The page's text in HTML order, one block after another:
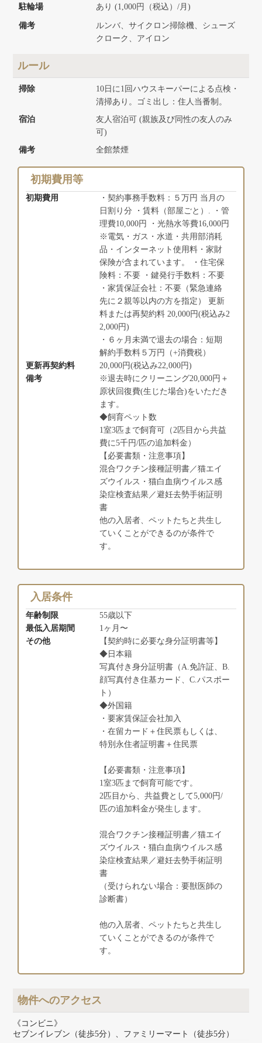
駐輪場 あり (1,000円（税込）/月)
備考
ルンバ、サイクロン掃除機、シューズ
クローク、アイロン
ルール
掃除
10日に1回ハウスキーパーによる点検・
清掃あり。ゴミ出し：住人当番制。
宿泊
友人宿泊可 (親族及び同性の友人のみ
可)
備考
全館禁煙
初期費用等
初期費用
・契約事務手数料：５万円 当月の
日割り分 ・賃料（部屋ごと）. ・管
理費10,000円 ・光熱水等費16,000円
※電気・ガス・水道・共用部消耗
品・インターネット使用料・家財
保険が含まれています。 ・住宅保
険料：不要 ・鍵発行手数料：不要
・家賃保証会社：不要（緊急連絡
先に２親等以内の方を指定） 更新
料または再契約料 20,000円(税込み2
2,000円)
・６ヶ月未満で退去の場合：短期
解約手数料５万円（+消費税）
更新再契約料
20,000円(税込み22,000円)
備考
※退去時にクリーニング20,000円＋
原状回復費(生じた場合)をいただき
ます。
◆飼育ペット数
1室3匹まで飼育可（2匹目から共益
費に5千円/匹の追加料金）
【必要書類・注意事項】
混合ワクチン接種証明書／猫エイ
ズウイルス・猫白血病ウイルス感
染症検査結果／避妊去勢手術証明
書
他の入居者、ペットたちと共生し
ていくことができるのが条件で
す。
入居条件
年齢制限
55歳以下
最低入居期間
1ヶ月〜
その他
【契約時に必要な身分証明書等】
◆日本籍
写真付き身分証明書（A.免許証、B.
顔写真付き住基カード、C.パスポー
ト）
◆外国籍
・要家賃保証会社加入
・在留カード＋住民票もしくは、
特別永住者証明書＋住民票
【必要書類・注意事項】
1室3匹まで飼育可能です。
2匹目から、共益費として5,000円/
匹の追加料金が発生します。
混合ワクチン接種証明書／猫エイ
ズウイルス・猫白血病ウイルス感
染症検査結果／避妊去勢手術証明
書
（受けられない場合：要獣医師の
診断書）
他の入居者、ペットたちと共生し
ていくことができるのが条件で
す。
物件へのアクセス
《コンビニ》
セブンイレブン（徒歩5分）、ファミリーマート（徒歩5分）